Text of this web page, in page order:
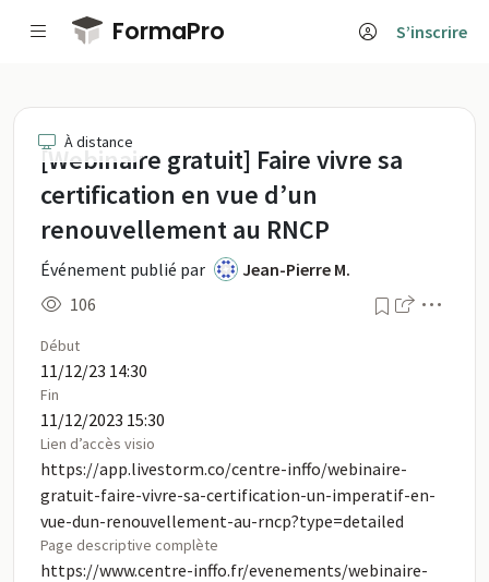
Passer au contenu principal
FormaPro S’inscrire
[Webinaire gratuit] Faire vivre sa
À distance
[Webinaire gratuit] Faire vivre sa
certification en vue d’un
renouvellement au RNCP
Événement publié par
Jean-Pierre M.
106
Début
11/12/23 14:30
Fin
11/12/2023 15:30
Lien d’accès visio
https://app.livestorm.co/centre-inffo/webinaire-
gratuit-faire-vivre-sa-certification-un-imperatif-en-
vue-dun-renouvellement-au-rncp?type=detailed
Page descriptive complète
https://www.centre-inffo.fr/evenements/webinaire-